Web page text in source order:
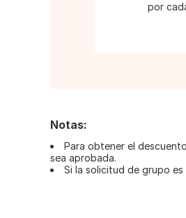
por
Notas:
Para obtener el
sea aprobada.
Si la solicitud de grupo